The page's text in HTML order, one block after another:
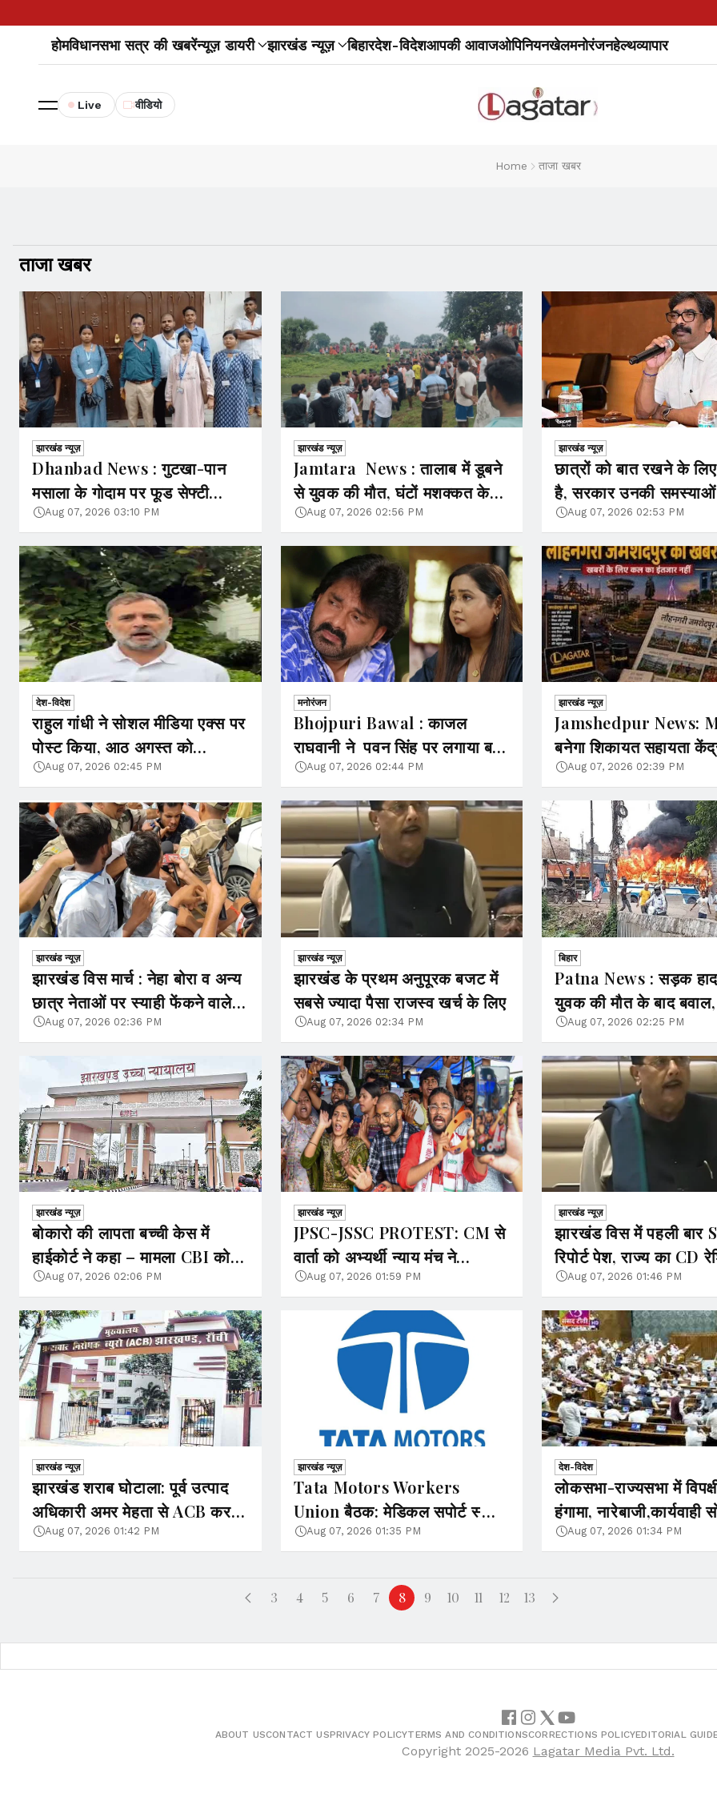
होमविधानसभा सत्र की खबरेंन्यूज़ डायरी झारखंड न्यूज़ बिहारदेश-विदेशआपकी आवाजओपिनियनखेलमनोरंजनहेल्थव्यापार
Live वीडियो
Home ताजा खबर
ताजा खबर
झारखंड न्यूज़
Dhanbad News : गुटखा-पान
मसाला के गोदाम पर फूड सेफ्टी
विभाग का छापा, संचालक गायब,
Aug 07, 2026 03:10 PM
झारखंड न्यूज़
Jamtara News : तालाब में डूबने
से युवक की मौत, घंटों मशक्कत के
बाद गोताखोरों ने निकाला शव
Aug 07, 2026 02:56 PM
झारखंड न्यूज़
छात्रों को बात रखने के
है, सरकार उनकी
समझना चाहती है : CM हेमंत
Aug 07, 2026 02:53 PM
देश-विदेश
राहुल गांधी ने सोशल मीडिया एक्स पर
पोस्ट किया, आठ अगस्त को
प्रयागराज आ रहा हूं ...
Aug 07, 2026 02:45 PM
मनोरंजन
Bhojpuri Bawal : काजल
राघवानी ने पवन सिंह पर लगाया बड़ा
आरोप,बोलीं– जबरदस्ती किसिंग सीन
करवाया...
Aug 07, 2026 02:44 PM
झारखंड न्यूज़
Jamshedpur News:
बनेगा शिकायत सहायता
की परेशानियों का होगा त्वरित
समाधान
Aug 07, 2026 02:39 PM
झारखंड न्यूज़
झारखंड विस मार्च : नेहा बोरा व अन्य
छात्र नेताओं पर स्याही फेंकने वाले
को पुलिस ने हिरासत में लिया
Aug 07, 2026 02:36 PM
झारखंड न्यूज़
झारखंड के प्रथम अनुपूरक बजट में
सबसे ज्यादा पैसा राजस्व खर्च के लिए
Aug 07, 2026 02:34 PM
बिहार
Patna News : सड़क हादसे में
युवक की मौत के बाद
भीड़ ने बस व पुलिस गाड़ियों
आगजनी
Aug 07, 2026 02:25 PM
झारखंड न्यूज़
बोकारो की लापता बच्ची केस में
हाईकोर्ट ने कहा – मामला CBI को
दिया जा सकता है
Aug 07, 2026 02:06 PM
झारखंड न्यूज़
JPSC-JSSC PROTEST: CM से
वार्ता को अभ्यर्थी न्याय मंच ने
प्रतिनिधिमंडल के नाम किए घोषित
Aug 07, 2026 01:59 PM
झारखंड न्यूज़
झारखंड विस में पहली बार
रिपोर्ट पेश, राज्य का CD
बढ़कर 55% पहुंचा
Aug 07, 2026 01:46 PM
झारखंड न्यूज़
झारखंड शराब घोटाला: पूर्व उत्पाद
अधिकारी अमर मेहता से ACB कर
रही पूछताछ
Aug 07, 2026 01:42 PM
झारखंड न्यूज़
Tata Motors Workers
Union बैठक: मेडिकल सपोर्ट स्कीम
से 34 कर्मचारियों को मिली 41.29
Aug 07, 2026 01:35 PM
देश-विदेश
लोकसभा-राज्यसभा में
हंगामा, नारेबाजी,कार्यवाही
तक के लिए स्थगित
Aug 07, 2026 01:34 PM
3 4 5 6 7 8 9 10 11 12 13
ABOUT USCONTACT USPRIVACY POLICYTERMS AND CONDITIONSCORRECTIONS POLICYEDITORIAL
Copyright 2025-2026 Lagatar Media Pvt. Ltd.